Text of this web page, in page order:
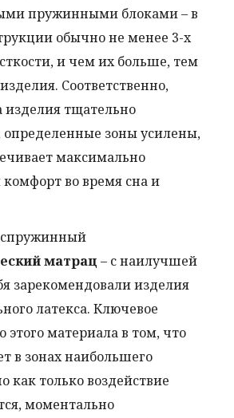
пружинными блоками – в
обычно не менее 3-х
и чем их больше, тем
Соответственно,
изделия тщательно
зоны усилены,
максимально
во время сна и
матрац – с наилучшей
зарекомендовали изделия
латекса. Ключевое
этого материала в том, что
в зонах наибольшего
как только воздействие
моментально